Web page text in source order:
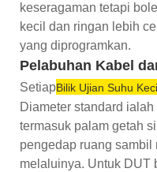
keseragaman tetapi
kecil dan ringan lebih
yang diprogramkan.
Pelabuhan Kabel
SetiapBilik Ujian Suhu
Diameter standard
termasuk palam getah
pengedap ruang sambil
melaluinya. Untuk DUT